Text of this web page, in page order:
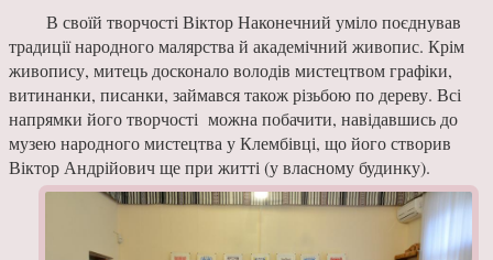
В своїй творчості Віктор Наконечний уміло поєднував
традиції народного малярства й академічний живопис. Крім
живопису, митець досконало володів мистецтвом графіки,
витинанки, писанки, займався також різьбою по дереву. Всі
напрямки його творчості можна побачити, навідавшись до
музею народного мистецтва у Клембівці, що його створив
Віктор Андрійович ще при житті (у власному будинку).